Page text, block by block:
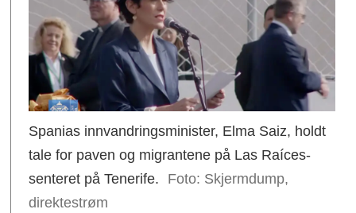
Spanias innvandringsminister, Elma Saiz, holdt
tale for paven og migrantene på Las Raíces-
senteret på Tenerife.
Skjermdump,
direktestrøm